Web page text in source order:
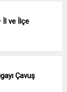
İl ve İlçe
Çavuş